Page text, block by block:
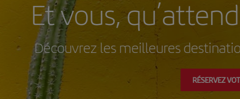
vous, qu’attendez-
les meilleures destinations
RÉSERVEZ VOTRE VOYAGE